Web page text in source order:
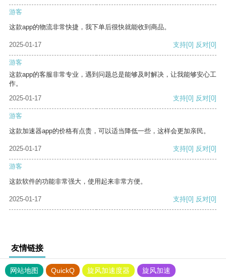
游客
这款app的物流非常快捷，我下单后很快就能收到商品。
2025-01-17 支持[0] 反对[0]
游客
这款app的客服非常专业，遇到问题总是能够及时解决，让我能够安心工
作。
2025-01-17
支持[0] 反对[0]
游客
这款加速器app的价格有点贵，可以适当降低一些，这样会更加亲民。
2025-01-17 支持[0] 反对[0]
游客
这款软件的功能非常强大，使用起来非常方便。
2025-01-17 支持[0] 反对[0]
友情链接
网站地图 QuickQ 旋风加速度器
旋风加速